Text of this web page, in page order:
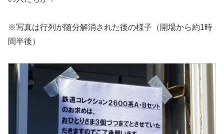
※写真は行列が随分解消された後の様子（開場から約1時
間半後）